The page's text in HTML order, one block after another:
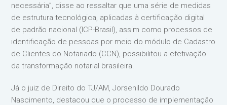
necessária”, disse ao ressaltar que uma série de medidas
de estrutura tecnológica, aplicadas à certificação digital
de padrão nacional (ICP-Brasil), assim como processos de
identificação de pessoas por meio do módulo de Cadastro
de Clientes do Notariado (CCN), possibilitou a efetivação
da transformação notarial brasileira.
Já o juiz de Direito do TJ/AM, Jorsenildo Dourado
Nascimento, destacou que o processo de implementação